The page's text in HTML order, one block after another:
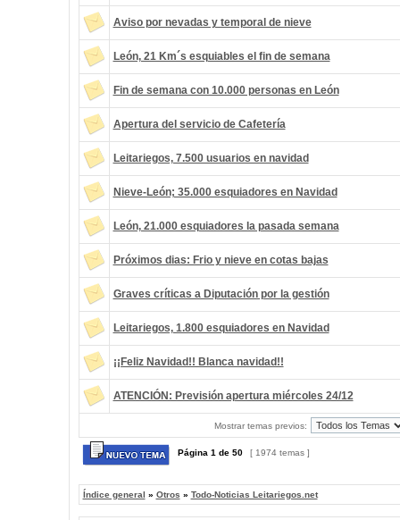
Aviso por nevadas y temporal de nieve
León, 21 Km´s esquiables el fin de semana
Fin de semana con 10.000 personas en León
Apertura del servicio de Cafetería
Leitariegos, 7.500 usuarios en navidad
Nieve-León; 35.000 esquiadores en Navidad
León, 21.000 esquiadores la pasada semana
Próximos dias: Frio y nieve en cotas bajas
Graves críticas a Diputación por la gestión
Leitariegos, 1.800 esquiadores en Navidad
¡¡Feliz Navidad!! Blanca navidad!!
ATENCIÓN: Previsión apertura miércoles 24/12
Mostrar temas previos:
Página 1 de 50 [ 1974 temas ]
Índice general » Otros » Todo-Noticias Leitariegos.net